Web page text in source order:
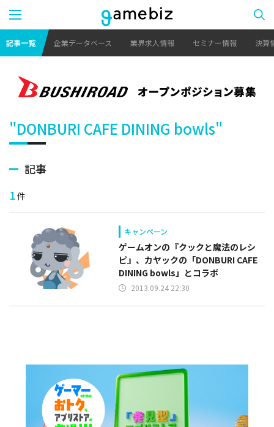
記事一覧 企業データベース 業界求人情報 セミナー情報 決算
"DONBURI CAFE DINING bowls"
記事
1件
キャンペーン
ゲームオンの『クックと魔法のレシ
ピ』、カヤックの「DONBURI CAFE
DINING bowls」とコラボ
2013.09.24 22:30